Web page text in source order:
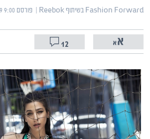
Fashion Forward בשיתוף Reebok | ‏ פורסם ‎07/08/2019 9:00
12